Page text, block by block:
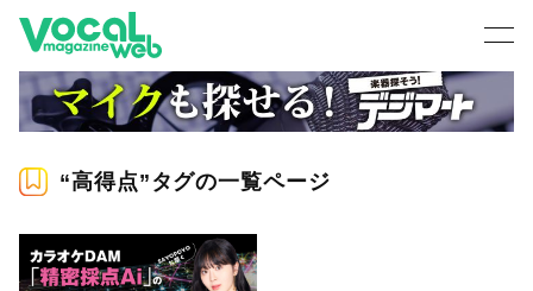
“高得点”タグの一覧ページ